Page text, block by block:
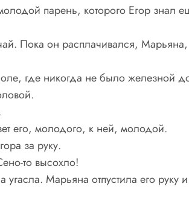
парень, которого Егор знал
Пока он расплачивался,
где никогда не было железной
его, молодого, к ней, молодой.
за руку.
то высохло!
Марьяна отпустила его руку